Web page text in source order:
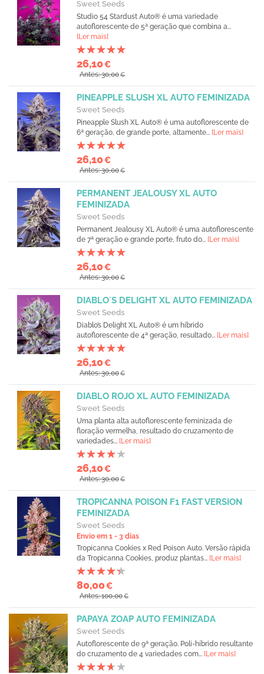
Sweet Seeds
Studio 54 Stardust Auto® é uma variedade
autoflorescente de 5ª geração que combina a...
[Ler mais]
26,10€
Antes: 30,00€
PINEAPPLE SLUSH XL AUTO FEMINIZADA
Sweet Seeds
Pineapple Slush XL Auto® é uma autoflorescente de
6ª geração, de grande porte, altamente... [Ler mais]
26,10€
Antes: 30,00€
PERMANENT JEALOUSY XL AUTO
FEMINIZADA
Sweet Seeds
Permanent Jealousy XL Auto® é uma autoflorescente
de 7ª geração e grande porte, fruto do... [Ler mais]
26,10€
Antes: 30,00€
DIABLO´S DELIGHT XL AUTO FEMINIZADA
Sweet Seeds
Diablo’s Delight XL Auto® é um híbrido
autoflorescente de 4ª geração, resultado... [Ler mais]
26,10€
Antes: 30,00€
DIABLO ROJO XL AUTO FEMINIZADA
Sweet Seeds
Uma planta alta autoflorescente feminizada de
floração vermelha, resultado do cruzamento de
variedades... [Ler mais]
26,10€
Antes: 30,00€
TROPICANNA POISON F1 FAST VERSION
FEMINIZADA
Sweet Seeds
Envio em 1 - 3 dias
Tropicanna Cookies x Red Poison Auto. Versão rápida
da Tropicanna Cookies, produz plantas... [Ler mais]
80,00€
Antes: 100,00€
PAPAYA ZOAP AUTO FEMINIZADA
Sweet Seeds
Autoflorescente de 9ª geração. Poli-híbrido resultante
do cruzamento de 4 variedades com... [Ler mais]